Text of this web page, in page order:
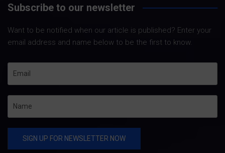
Subscribe to our newsletter
Want to be notified when our article is published? Enter your
email address and name below to be the first to know.